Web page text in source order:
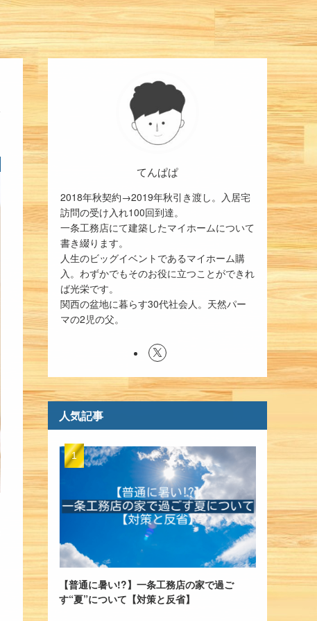
てんぱぱ
2018年秋契約→2019年秋引き渡し。入居宅
訪問の受け入れ100回到達。
一条工務店にて建築したマイホームについて
書き綴ります。
人生のビッグイベントであるマイホーム購
入。わずかでもそのお役に立つことができれ
ば光栄です。
関西の盆地に暮らす30代社会人。天然パー
マの2児の父。
人気記事
【普通に暑い!?】一条工務店の家で過ご
す“夏”について【対策と反省】